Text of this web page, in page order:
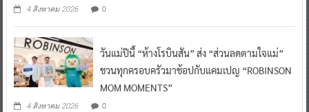
4 สิงหาคม 2026 0
วันแม่ปีนี้ “ห้างโรบินสัน” ส่ง “ส่วนลดตามใจแม่”
ชวนทุกครอบครัวมาช้อปกับแคมเปญ “ROBINSON
MOM MOMENTS”
4 สิงหาคม 2026 0